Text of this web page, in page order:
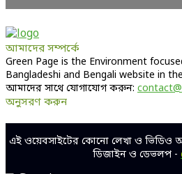
আমাদের সম্পর্কে
Green Page is the Environment
Bangladeshi and Bengali website in
আমাদের সাথে যোগাযোগ করুন:
অনুসরণ করুন
এই ওয়েবসাইটের কোনো লেখা ও ভিডিও
ডিজাইন ও ডেভলপ -